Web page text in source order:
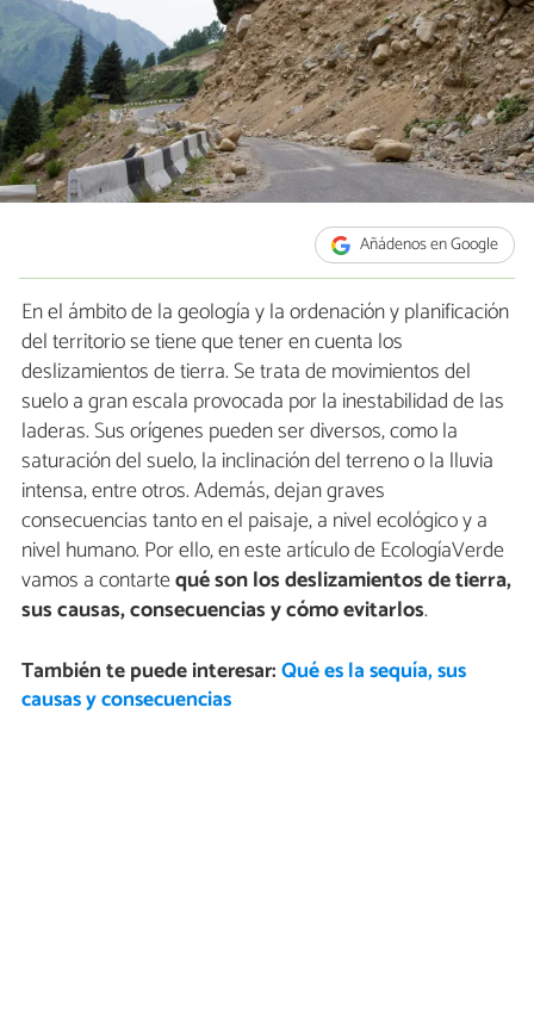
Añádenos en Google
En el ámbito de la geología y la ordenación y planificación
del territorio se tiene que tener en cuenta los
deslizamientos de tierra. Se trata de movimientos del
suelo a gran escala provocada por la inestabilidad de las
laderas. Sus orígenes pueden ser diversos, como la
saturación del suelo, la inclinación del terreno o la lluvia
intensa, entre otros. Además, dejan graves
consecuencias tanto en el paisaje, a nivel ecológico y a
nivel humano. Por ello, en este artículo de EcologíaVerde
vamos a contartequé son los deslizamientos de tierra,
sus causas, consecuencias y cómo evitarlos.
También te puede interesar:Qué es la sequía, sus
causas y consecuencias